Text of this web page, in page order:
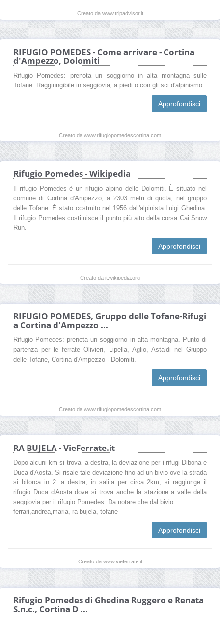
Creato da www.tripadvisor.it
RIFUGIO POMEDES - Come arrivare - Cortina
d'Ampezzo, Dolomiti
Rifugio Pomedes: prenota un soggiorno in alta montagna sulle
Tofane. Raggiungibile in seggiovia, a piedi o con gli sci d'alpinismo.
Approfondisci
Creato da www.rifugiopomedescortina.com
Rifugio Pomedes - Wikipedia
Il rifugio Pomedes è un rifugio alpino delle Dolomiti. È situato nel
comune di Cortina d'Ampezzo, a 2303 metri di quota, nel gruppo
delle Tofane. È stato costruito nel 1956 dall'alpinista Luigi Ghedina.
Il rifugio Pomedes costituisce il punto più alto della corsa Cai Snow
Run.
Approfondisci
Creato da it.wikipedia.org
RIFUGIO POMEDES, Gruppo delle Tofane-Rifugi
a Cortina d'Ampezzo ...
Rifugio Pomedes: prenota un soggiorno in alta montagna. Punto di
partenza per le ferrate Olivieri, Lipella, Aglio, Astaldi nel Gruppo
delle Tofane, Cortina d'Ampezzo - Dolomiti.
Approfondisci
Creato da www.rifugiopomedescortina.com
RA BUJELA - VieFerrate.it
Dopo alcuni km si trova, a destra, la deviazione per i rifugi Dibona e
Duca d'Aosta. Si risale tale deviazione fino ad un bivio ove la strada
si biforca in 2: a destra, in salita per circa 2km, si raggiunge il
rifugio Duca d'Aosta dove si trova anche la stazione a valle della
seggiovia per il rifugio Pomedes. Da notare che dal bivio ...
ferrari,andrea,maria, ra bujela, tofane
Approfondisci
Creato da www.vieferrate.it
Rifugio Pomedes di Ghedina Ruggero e Renata
S.n.c., Cortina D ...